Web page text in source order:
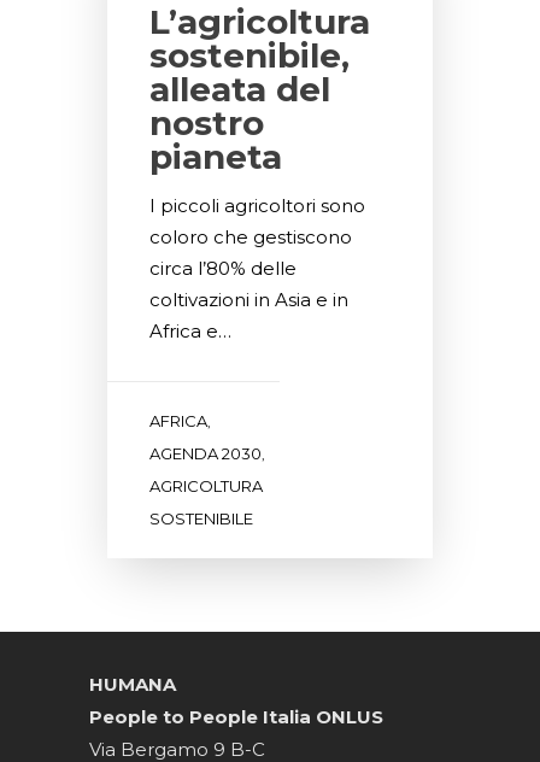
L’agricoltura
sostenibile,
alleata del
nostro
pianeta
I piccoli agricoltori sono
coloro che gestiscono
circa l’80% delle
coltivazioni in Asia e in
Africa e…
AFRICA,
AGENDA 2030,
AGRICOLTURA
SOSTENIBILE
HUMANA
People to People Italia ONLUS
Via Bergamo 9 B-C